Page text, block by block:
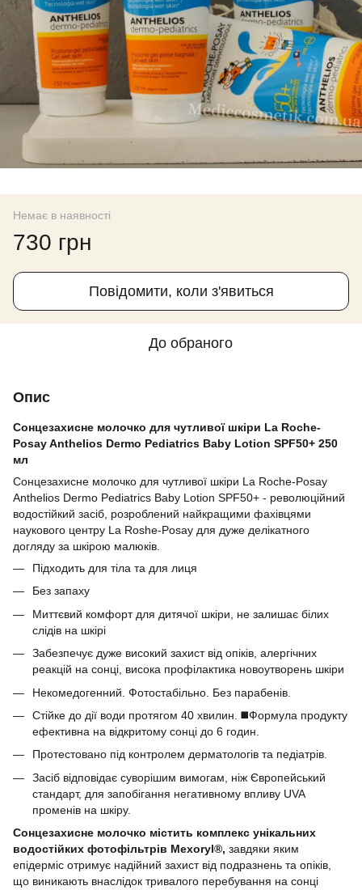
Немає в наявності
730 грн
Повідомити, коли з'явиться
До обраного
Опис
Сонцезахисне молочко для чутливої шкіри La Roche-
Posay Anthelios Dermo Pediatrics Baby Lotion SPF50+ 250
мл
Сонцезахисне молочко для чутливої шкіри La Roche-Posay
Anthelios Dermo Pediatrics Baby Lotion SPF50+ - революційний
водостійкий засіб, розроблений найкращими фахівцями
наукового центру La Roshe-Posay для дуже делікатного
догляду за шкірою малюків.
Підходить для тіла та для лиця
Без запаху
Миттєвий комфорт для дитячої шкіри, не залишає білих
слідів на шкірі
Забезпечує дуже високий захист від опіків, алергічних
реакцій на сонці, висока профілактика новоутворень шкіри
Некомедогенний. Фотостабільно. Без парабенів.
Стійке до дії води протягом 40 хвилин. ◼️Формула продукту
ефективна на відкритому сонці до 6 годин.
Протестовано під контролем дерматологів та педіатрів.
Засіб відповідає суворішим вимогам, ніж Європейський
стандарт, для запобігання негативному впливу UVA
променів на шкіру.
Сонцезахисне молочко містить комплекс унікальних
водостійких фотофільтрів Mexoryl®, завдяки яким
епідерміс отримує надійний захист від подразнень та опіків,
що виникають внаслідок тривалого перебування на сонці